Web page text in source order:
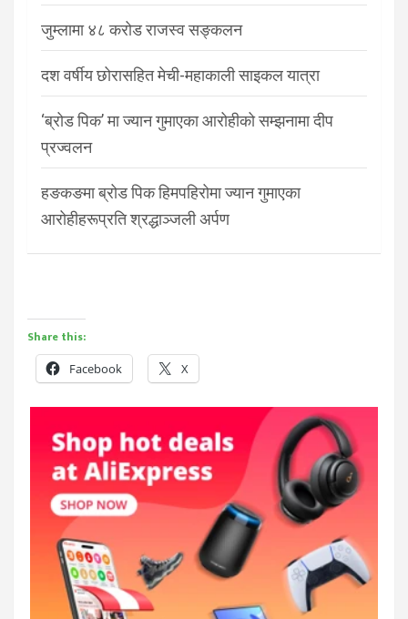
जुम्लामा ४८ करोड राजस्व सङ्कलन
दश वर्षीय छोरासहित मेची-महाकाली साइकल यात्रा
‘ब्रोड पिक’ मा ज्यान गुमाएका आरोहीको सम्झनामा दीप
प्रज्वलन
हङकङमा ब्रोड पिक हिमपहिरोमा ज्यान गुमाएका
आरोहीहरूप्रति श्रद्धाञ्जली अर्पण
Share this:
Facebook X